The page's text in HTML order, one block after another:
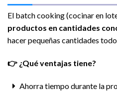
El batch cooking (cocinar en
productos en cantidades
hacer pequeñas cantidades
👉 ¿Qué ventajas tiene?
Ahorra tiempo durante la